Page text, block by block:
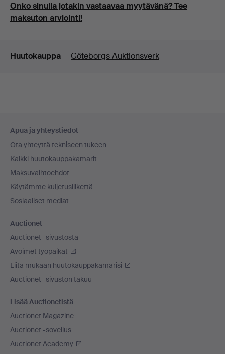
Onko sinulla jotakin vastaavaa myytävänä? Tee
maksuton arviointi!
Lisätiedot
Huutokauppa Göteborgs Auktionsverk
Apua ja yhteystiedot
Ota yhteyttä tekniseen tukeen
Kaikki huutokauppakamarit
Maksuvaihtoehdot
Käytämme kuljetusliikettä
Sosiaaliset mediat
Auctionet
Auctionet -sivustosta
Avoimet työpaikat
Liitä mukaan huutokauppakamarisi
Auctionet -sivuston takuu
Lisää Auctionetistä
Auctionet Magazine
Auctionet -sovellus
Auctionet Academy